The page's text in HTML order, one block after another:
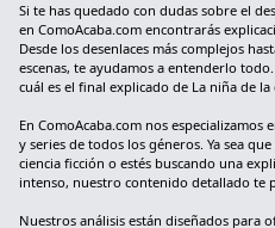
Si te has quedado con dudas sobre el
en ComoAcaba.com encontrarás
Desde los desenlaces más complejos
escenas, te ayudamos a entenderlo
cuál es el final explicado de La niña de
En ComoAcaba.com nos
y series de todos los géneros. Ya sea
ciencia ficción o estés buscando una
intenso, nuestro contenido detallado te
Nuestros análisis están diseñados para